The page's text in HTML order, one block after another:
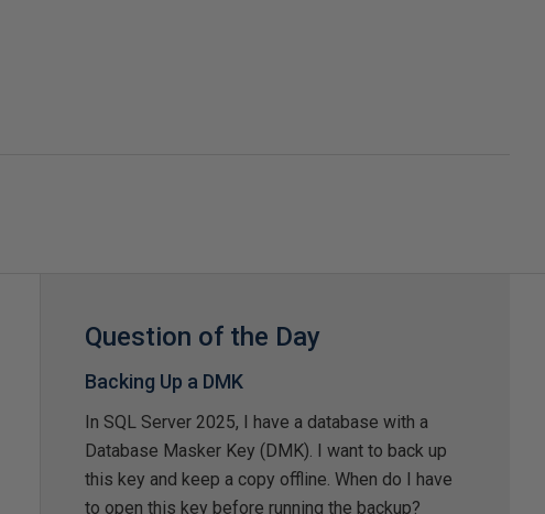
Question of the Day
Backing Up a DMK
In SQL Server 2025, I have a database with a
Database Masker Key (DMK). I want to back up
this key and keep a copy offline. When do I have
to open this key before running the backup?